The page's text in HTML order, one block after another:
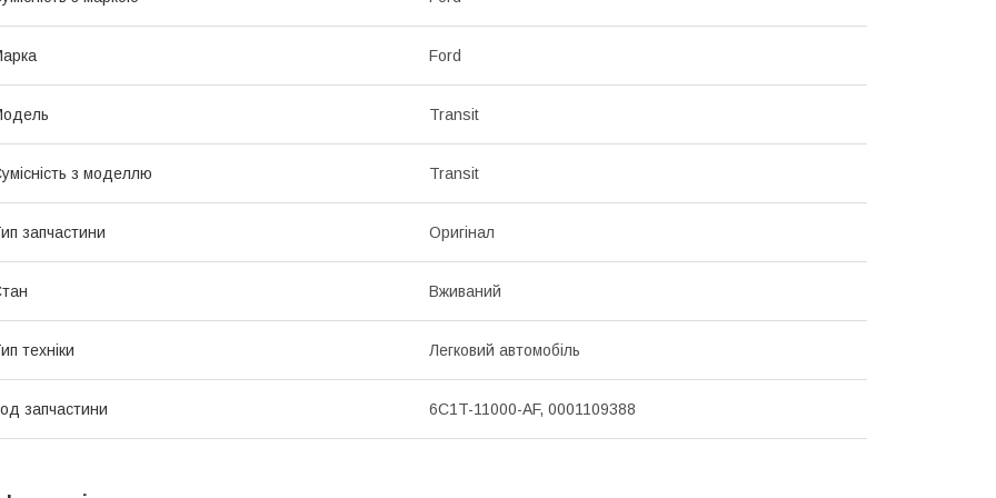
Ford
Transit
з моделлю Transit
запчастини Оригінал
Вживаний
техніки Легковий автомобіль
запчастини 6C1T-11000-AF, 0001109388